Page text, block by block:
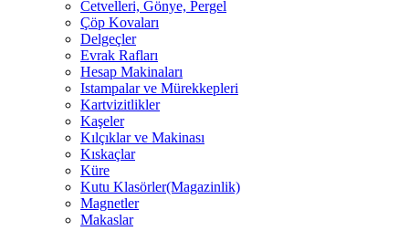
Cetvelleri, Gönye, Pergel
Çöp Kovaları
Delgeçler
Evrak Rafları
Hesap Makinaları
Istampalar ve Mürekkepleri
Kartvizitlikler
Kaşeler
Kılçıklar ve Makinası
Kıskaçlar
Küre
Kutu Klasörler(Magazinlik)
Magnetler
Makaslar